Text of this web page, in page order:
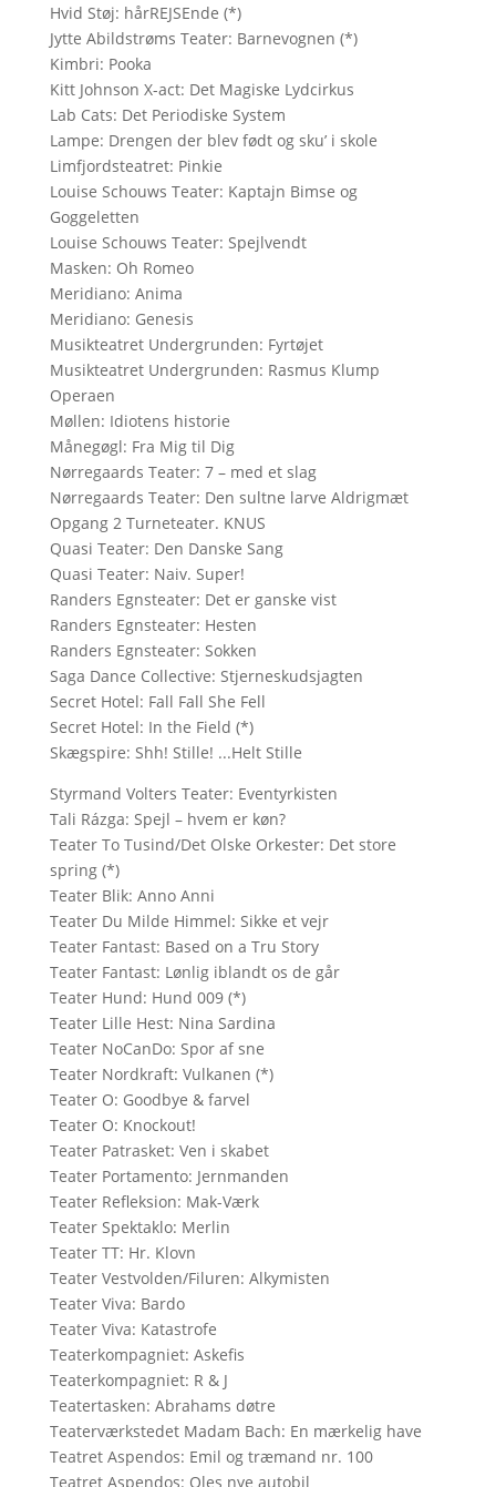
Hvid Støj: hårREJSEnde (*)
Jytte Abildstrøms Teater: Barnevognen (*)
Kimbri: Pooka
Kitt Johnson X-act: Det Magiske Lydcirkus
Lab Cats: Det Periodiske System
Lampe: Drengen der blev født og sku’ i skole
Limfjordsteatret: Pinkie
Louise Schouws Teater: Kaptajn Bimse og
Goggeletten
Louise Schouws Teater: Spejlvendt
Masken: Oh Romeo
Meridiano: Anima
Meridiano: Genesis
Musikteatret Undergrunden: Fyrtøjet
Musikteatret Undergrunden: Rasmus Klump
Operaen
Møllen: Idiotens historie
Månegøgl: Fra Mig til Dig
Nørregaards Teater: 7 – med et slag
Nørregaards Teater: Den sultne larve Aldrigmæt
Opgang 2 Turneteater. KNUS
Quasi Teater: Den Danske Sang
Quasi Teater: Naiv. Super!
Randers Egnsteater: Det er ganske vist
Randers Egnsteater: Hesten
Randers Egnsteater: Sokken
Saga Dance Collective: Stjerneskudsjagten
Secret Hotel: Fall Fall She Fell
Secret Hotel: In the Field (*)
Skægspire: Shh! Stille! ...Helt Stille
Styrmand Volters Teater: Eventyrkisten
Tali Rázga: Spejl – hvem er køn?
Teater To Tusind/Det Olske Orkester: Det store
spring (*)
Teater Blik: Anno Anni
Teater Du Milde Himmel: Sikke et vejr
Teater Fantast: Based on a Tru Story
Teater Fantast: Lønlig iblandt os de går
Teater Hund: Hund 009 (*)
Teater Lille Hest: Nina Sardina
Teater NoCanDo: Spor af sne
Teater Nordkraft: Vulkanen (*)
Teater O: Goodbye & farvel
Teater O: Knockout!
Teater Patrasket: Ven i skabet
Teater Portamento: Jernmanden
Teater Refleksion: Mak-Værk
Teater Spektaklo: Merlin
Teater TT: Hr. Klovn
Teater Vestvolden/Filuren: Alkymisten
Teater Viva: Bardo
Teater Viva: Katastrofe
Teaterkompagniet: Askefis
Teaterkompagniet: R & J
Teatertasken: Abrahams døtre
Teaterværkstedet Madam Bach: En mærkelig have
Teatret Aspendos: Emil og træmand nr. 100
Teatret Aspendos: Oles nye autobil